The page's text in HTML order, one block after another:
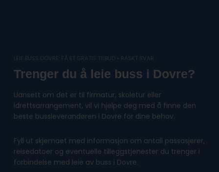
LEIE BUSS DOVRE: FÅ ET GRATIS TILBUD • RASKT SVAR
Trenger du å leie buss i Dovre?
Uansett om det er til firmatur, skoletur eller
idrettsarrangement, vil vi hjelpe deg med å finne den
beste bussleverandøren i Dovre for dine behov.
Fyll ut skjemaet med informasjon om antall passasjerer,
reisedatoer og eventuelle tilleggstjenester du trenger i
forbindelse med leie av buss i Dovre.